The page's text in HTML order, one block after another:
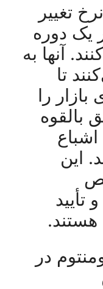
تغییر
یک دوره
آنها به
تا
را
بالقوه
این
تأیید
هستند.
در